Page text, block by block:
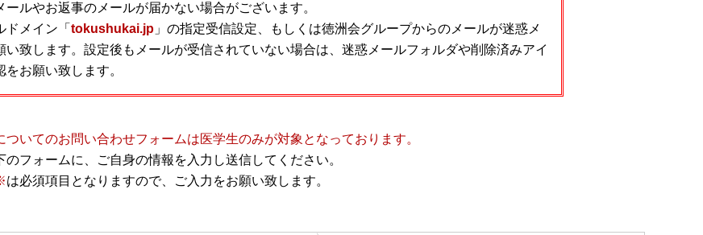
ルやお返事のメールが届かない場合がございます。
メイン「 tokushukai.jp 」の指定受信設定、もしくは徳洲会グループからのメールが迷惑メ
致します。設定後もメールが受信されていない場合は、迷惑メールフォルダや削除済みアイ
お願い致します。
ついてのお問い合わせフォームは医学生のみが対象となっております。
のフォームに、ご自身の情報を入力し送信してください。
は必須項目となりますので、ご入力をお願い致します。